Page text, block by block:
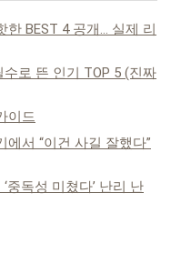
한 BEST 4 공개… 실제 리
로 뜬 인기 TOP 5 (진짜
이드
서 “이건 사길 잘했다”
중독성 미쳤다’ 난리 난